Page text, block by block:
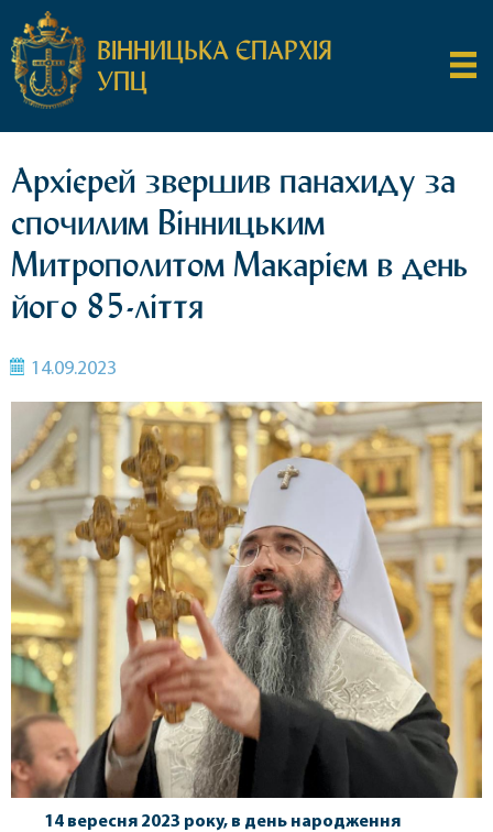
ВІННИЦЬКА ЄПАРХІЯ
УПЦ
Архієрей звершив панахиду за
спочилим Вінницьким
Митрополитом Макарієм в день
його 85-ліття
14.09.2023
14 вересня 2023 року, в день народження